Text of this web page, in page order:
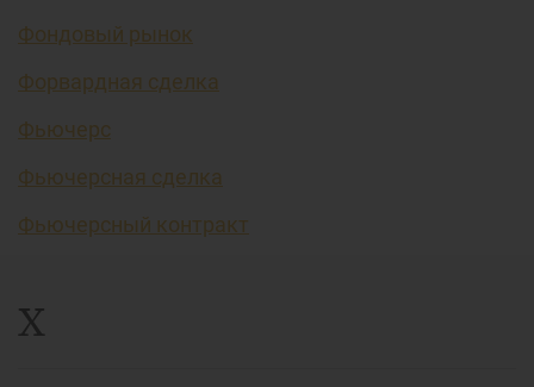
Фондовый рынок
Форвардная сделка
Фьючерс
Фьючерсная сделка
Фьючерсный контракт
Х